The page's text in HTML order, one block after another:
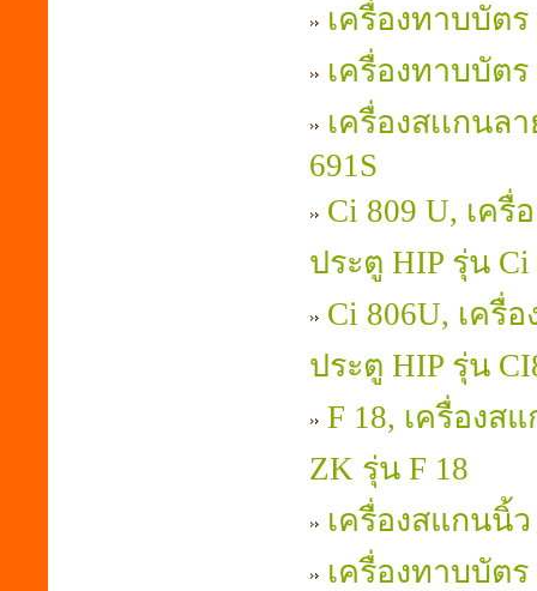
เครื่องทาบบัตร
เครื่องทาบบัต
เครื่องสเเกน
691S
Ci 809 U, เค
ประตู HIP รุ่น Ci
Ci 806U, เครื่
ประตู HIP รุ่น
F 18, เครื่องส
ZK รุ่น F 18
เครื่องสแกนนิ้
เครื่องทาบบัตร